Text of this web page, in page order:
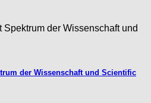
der Wissenschaft und Scientific